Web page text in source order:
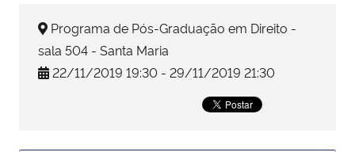
Programa de Pós-Graduação em Direito -
sala 504 - Santa Maria
22/11/2019 19:30 - 29/11/2019 21:30